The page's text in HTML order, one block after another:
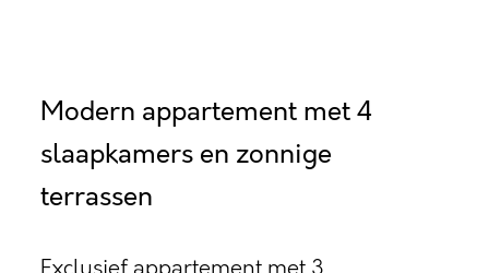
Modern appartement met 4
slaapkamers en zonnige
terrassen